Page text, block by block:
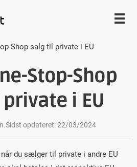
Shop salg til private i EU
Stop-Shop
i EU
Sidst opdateret: 22/03/2024
du sælger til private i andre EU